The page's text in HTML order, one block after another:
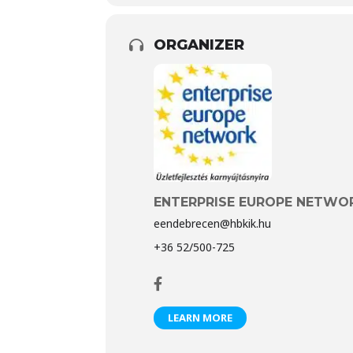
ORGANIZER
ENTERPRISE EUROPE
eendebrecen@hbkik.hu
+36 52/500-725
LEARN MORE